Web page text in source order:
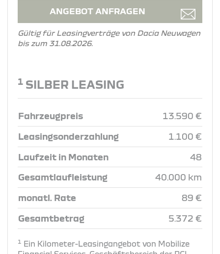
ANGEBOT ANFRAGEN
Gültig für Leasingverträge von Dacia Neuwagen
bis zum 31.08.2026.
1 SILBER LEASING
Fahrzeugpreis 13.590 €
Leasingsonderzahlung 1.100 €
Laufzeit in Monaten 48
Gesamtlaufleistung 40.000 km
monatl. Rate 89 €
Gesamtbetrag 5.372 €
1
Ein Kilometer-Leasingangebot von Mobilize